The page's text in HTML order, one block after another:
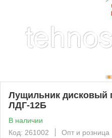
Лущильник дисковый
ЛДГ-12Б
В наличии
Код: 261002
Опт и розница